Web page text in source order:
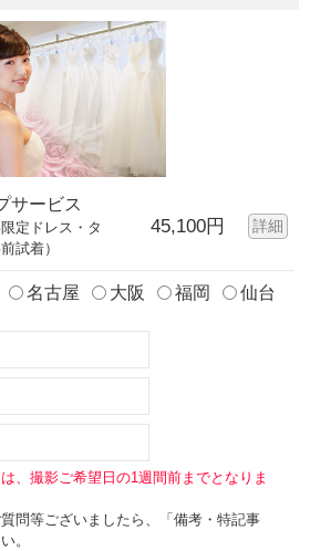
サービス
定ドレス・タ
試着）
45,100円 詳細
名古屋 大阪 福岡 仙台
、撮影ご希望日の1週間前までとなりま
問等ございましたら、「備考・特記事
。